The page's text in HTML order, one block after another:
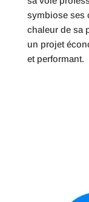
symbiose ses
chaleur de sa
un projet
et performant.